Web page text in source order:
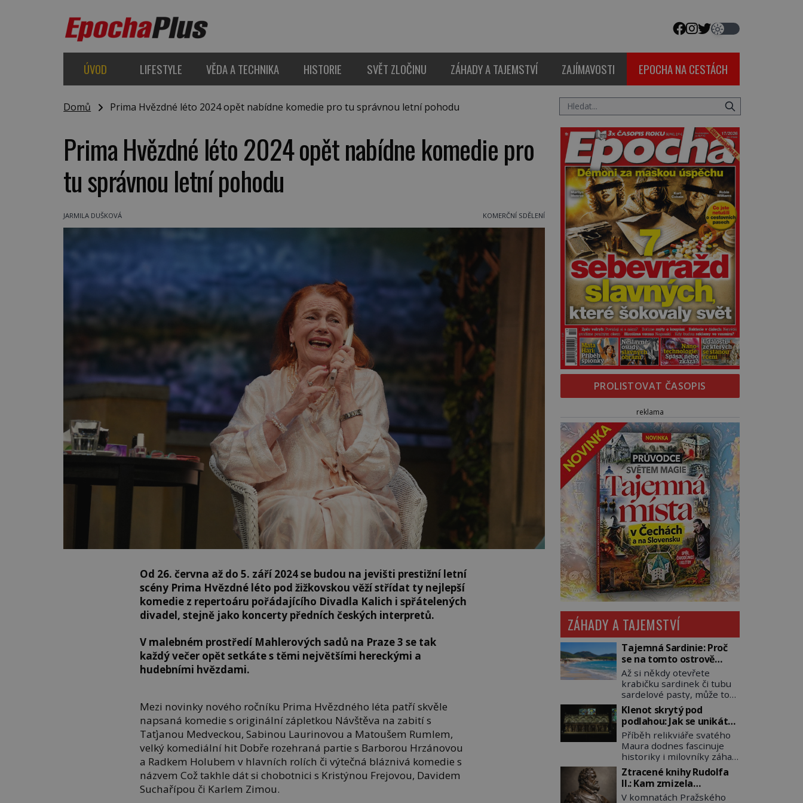
ÚVOD LIFESTYLE VĚDA A TECHNIKA HISTORIE SVĚT ZLOČINU ZÁHADY A TAJEMSTVÍ ZAJÍMAVOSTI EPOCHA NA CESTÁCH
Domů Prima Hvězdné léto 2024 opět nabídne komedie pro tu správnou letní pohodu
Prima Hvězdné léto 2024 opět nabídne komedie pro
tu správnou letní pohodu
JARMILA DUŠKOVÁ KOMERČNÍ SDĚLENÍ
Od 26. června až do 5. září 2024 se budou na jevišti prestižní letní
scény Prima Hvězdné léto pod žižkovskou věží střídat ty nejlepší
komedie z repertoáru pořádajícího Divadla Kalich i spřátelených
divadel, stejně jako koncerty předních českých interpretů.
V malebném prostředí Mahlerových sadů na Praze 3 se tak
každý večer opět setkáte s těmi největšími hereckými a
hudebními hvězdami.
Mezi novinky nového ročníku Prima Hvězdného léta patří skvěle
napsaná komedie s originální zápletkou Návštěva na zabití s
Taťjanou Medveckou, Sabinou Laurinovou a Matoušem Rumlem,
velký komediální hit Dobře rozehraná partie s Barborou Hrzánovou
a Radkem Holubem v hlavních rolích či výtečná bláznivá komedie s
názvem Což takhle dát si chobotnici s Kristýnou Frejovou, Davidem
Suchařípou či Karlem Zimou.
PROLISTOVAT ČASOPIS
reklama
ZÁHADY A TAJEMSTVÍ
Tajemná Sardinie: Proč
se na tomto ostrově
nedoporučuje pytlovat
„mořské brambory“?
Až si někdy otevřete
krabičku sardinek či tubu
sardelové pasty, může to
být i lehké pozvání na
cestu do srdce
Středozemního moře, na
ostrov hrdých Sardů.
Věděli jste, že to byl právě
italský ostrov Sardinie,
jenž těmto produktům
moře propůjčil své jméno.
Co dalšího je pro Sardinii
Klenot skrytý pod
podlahou: Jak se unikátní
románský poklad dostal
do zapadlého Bečova?
Příběh relikviáře svatého
Maura dodnes fascinuje
historiky i milovníky záhad
po celém světě. Tato
románská zlatnická
památka ze 13. století je
po českých korunovačních
Ztracené knihy Rudolfa
II.: Kam zmizela
nejzáhadnější knihovna
V komnatách Pražského